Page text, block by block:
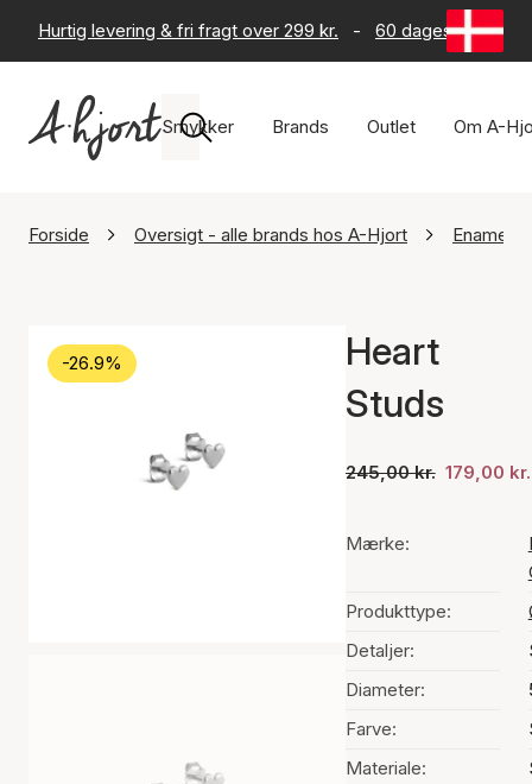
Hurtig levering & fri fragt over 299 kr. - 60 dages returret
Smykker Brands Outlet Om A-
Forside Oversigt - alle brands hos A-Hjort Enamel
-26.9%
Heart
Studs
245,00 kr. 179,00 kr.
Mærke:
Produkttype:
Detaljer:
Diameter:
Farve:
Materiale: